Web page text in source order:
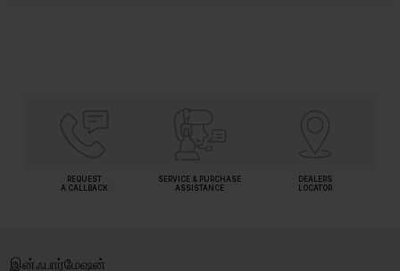
REQUEST
A CALLBACK
SERVICE & PURCHASE
ASSISTANCE
DEALERS
LOCATOR
இன்ஃபார்மேஷன்